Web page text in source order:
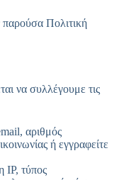
Πολιτική
να συλλέγουμε τις
αριθμός
ή εγγραφείτε
IP, τύπος